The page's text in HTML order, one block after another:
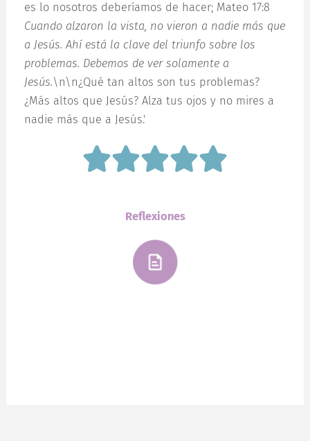
es lo nosotros deberíamos de hacer; Mateo 17:8
Cuando alzaron la vista, no vieron a nadie más que
a Jesús. Ahí está la clave del triunfo sobre los
problemas. Debemos de ver solamente a
Jesús.\n\n¿Qué tan altos son tus problemas?
¿Más altos que Jesús? Alza tus ojos y no mires a
nadie más que a Jesús.'
Reflexiones